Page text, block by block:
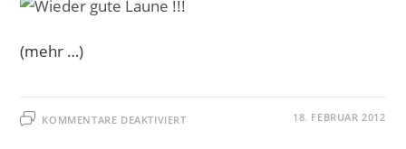
(mehr …)
KOMMENTARE DEAKTIVIERTFÜR 18. FEBRUAR 2012